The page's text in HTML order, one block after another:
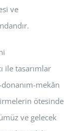
ve
ile tasarımlar
mekân
ötesinde
ve gelecek